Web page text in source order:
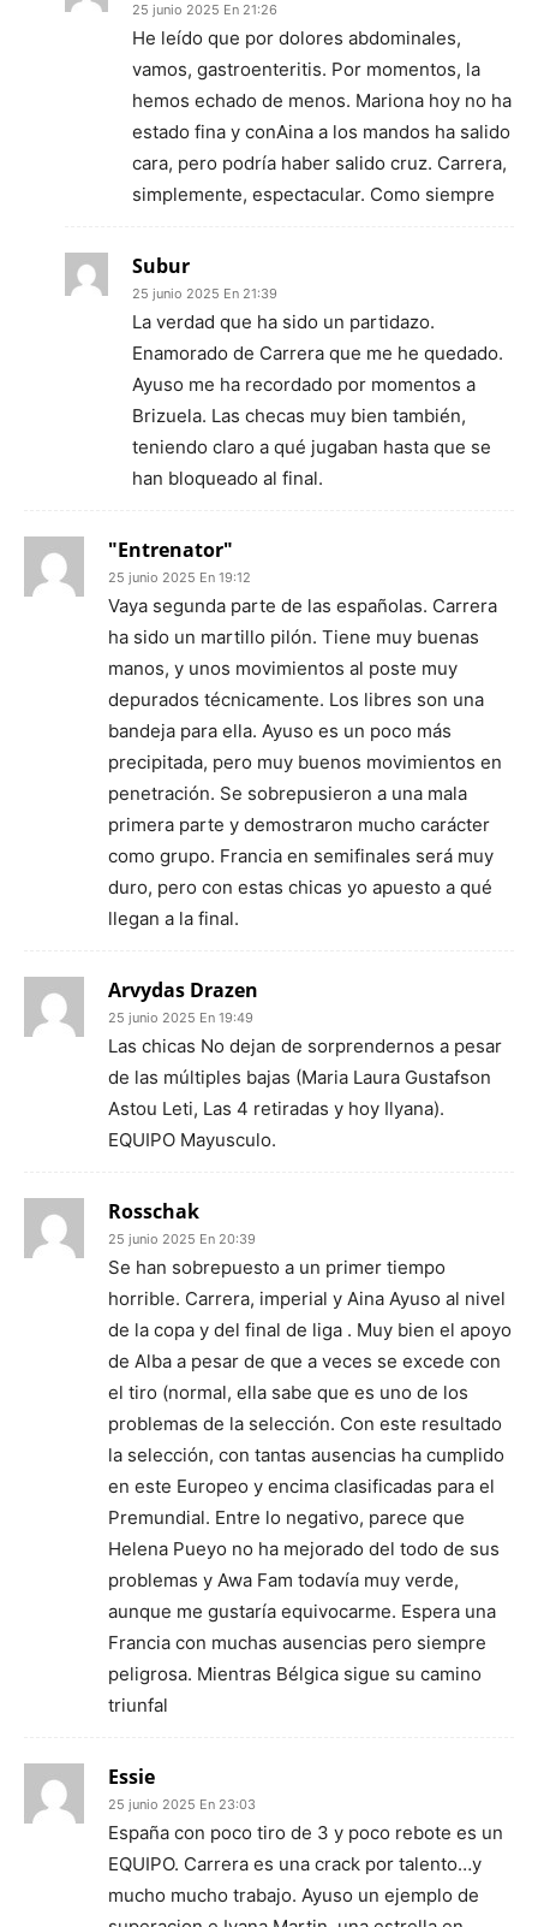
25 junio 2025 En 21:26
He leído que por dolores abdominales,
vamos, gastroenteritis. Por momentos, la
hemos echado de menos. Mariona hoy no ha
estado fina y conAina a los mandos ha salido
cara, pero podría haber salido cruz. Carrera,
simplemente, espectacular. Como siempre
Subur
25 junio 2025 En 21:39
La verdad que ha sido un partidazo.
Enamorado de Carrera que me he quedado.
Ayuso me ha recordado por momentos a
Brizuela. Las checas muy bien también,
teniendo claro a qué jugaban hasta que se
han bloqueado al final.
"Entrenator"
25 junio 2025 En 19:12
Vaya segunda parte de las españolas. Carrera
ha sido un martillo pilón. Tiene muy buenas
manos, y unos movimientos al poste muy
depurados técnicamente. Los libres son una
bandeja para ella. Ayuso es un poco más
precipitada, pero muy buenos movimientos en
penetración. Se sobrepusieron a una mala
primera parte y demostraron mucho carácter
como grupo. Francia en semifinales será muy
duro, pero con estas chicas yo apuesto a qué
llegan a la final.
Arvydas Drazen
25 junio 2025 En 19:49
Las chicas No dejan de sorprendernos a pesar
de las múltiples bajas (Maria Laura Gustafson
Astou Leti, Las 4 retiradas y hoy Ilyana).
EQUIPO Mayusculo.
Rosschak
25 junio 2025 En 20:39
Se han sobrepuesto a un primer tiempo
horrible. Carrera, imperial y Aina Ayuso al nivel
de la copa y del final de liga . Muy bien el apoyo
de Alba a pesar de que a veces se excede con
el tiro (normal, ella sabe que es uno de los
problemas de la selección. Con este resultado
la selección, con tantas ausencias ha cumplido
en este Europeo y encima clasificadas para el
Premundial. Entre lo negativo, parece que
Helena Pueyo no ha mejorado del todo de sus
problemas y Awa Fam todavía muy verde,
aunque me gustaría equivocarme. Espera una
Francia con muchas ausencias pero siempre
peligrosa. Mientras Bélgica sigue su camino
triunfal
Essie
25 junio 2025 En 23:03
España con poco tiro de 3 y poco rebote es un
EQUIPO. Carrera es una crack por talento…y
mucho mucho trabajo. Ayuso un ejemplo de